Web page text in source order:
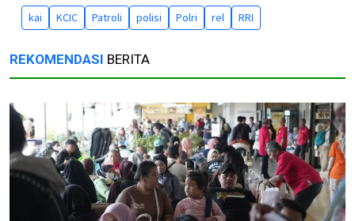
kai KCIC Patroli polisi Polri rel RRI
REKOMENDASI BERITA